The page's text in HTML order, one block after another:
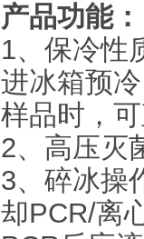
产品功能：
1、保冷性
进冰箱预
样品时，
2、高压灭
3、碎冰操
却PCR/离